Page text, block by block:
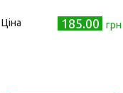
Ціна 185.00 грн